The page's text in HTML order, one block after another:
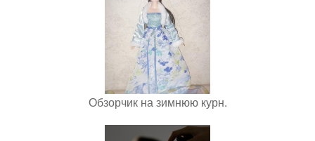
Обзорчик на зимнюю курн.